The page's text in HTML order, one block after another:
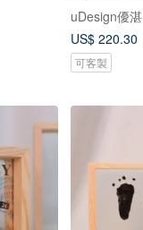
uDesign優湛
US$ 220.30
可客製